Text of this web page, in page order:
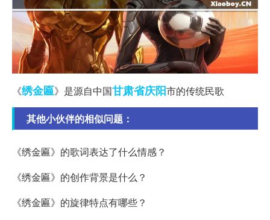
《绣金匾》是源自中国甘肃省庆阳市的传统民歌
其他小伙伴的相似问题：
《绣金匾》的歌词表达了什么情感？
《绣金匾》的创作背景是什么？
《绣金匾》的旋律特点有哪些？